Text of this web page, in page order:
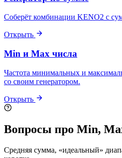
Соберёт комбинации KENO2 с
Открыть
Min и Max числа
Частота минимальных и
со своим генератором.
Открыть
Вопросы про Min,
Средняя сумма, «идеальный»